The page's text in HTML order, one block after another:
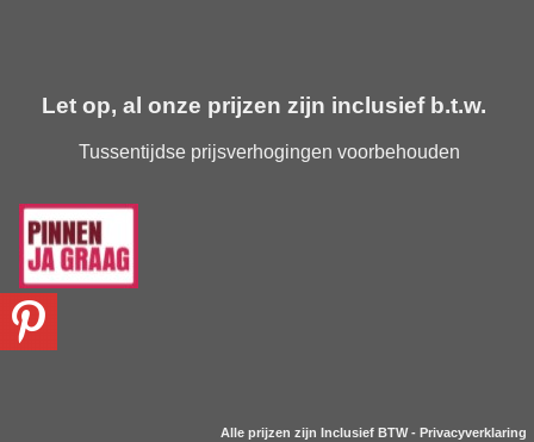
Let op, al onze prijzen zijn inclusief b.t.w.
Tussentijdse prijsverhogingen voorbehouden
Alle prijzen zijn Inclusief BTW - Privacyverklaring